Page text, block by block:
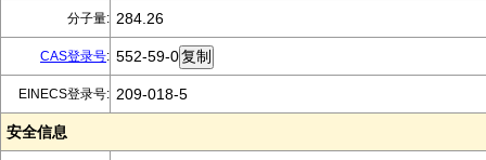
分子量: 284.26
CAS登录号: 552-59-0
EINECS登录号: 209-018-5
安全信息